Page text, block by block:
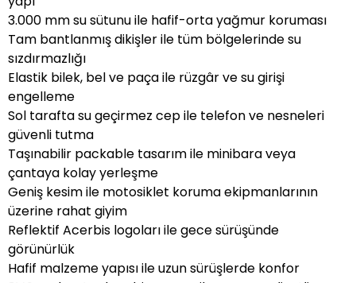
3.000 mm su sütunu ile hafif-orta yağmur koruması
Tam bantlanmış dikişler ile tüm bölgelerinde su
sızdırmazlığı
Elastik bilek, bel ve paça ile rüzgâr ve su girişi
engelleme
Sol tarafta su geçirmez cep ile telefon ve nesneleri
güvenli tutma
Taşınabilir packable tasarım ile minibara veya
çantaya kolay yerleşme
Geniş kesim ile motosiklet koruma ekipmanlarının
üzerine rahat giyim
Reflektif Acerbis logoları ile gece sürüşünde
görünürlük
Hafif malzeme yapısı ile uzun sürüşlerde konfor